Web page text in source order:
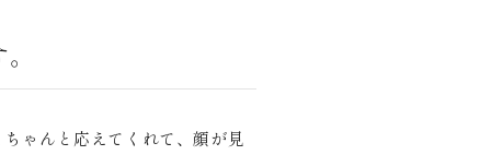
ゃんと応えてくれて、顔が見